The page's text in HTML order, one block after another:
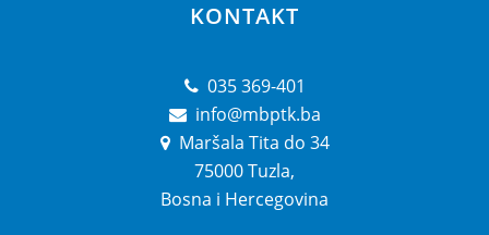
KONTAKT
035 369-401
info@mbptk.ba
Maršala Tita do 34
75000 Tuzla,
Bosna i Hercegovina